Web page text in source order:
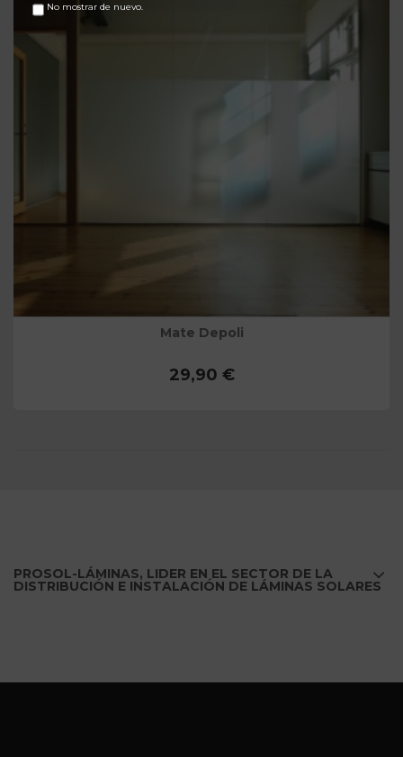
No mostrar de nuevo.
Mate Depoli
29,90 €
PROSOL-LÁMINAS, LIDER EN EL SECTOR DE LA
DISTRIBUCIÓN E INSTALACIÓN DE LÁMINAS SOLARES